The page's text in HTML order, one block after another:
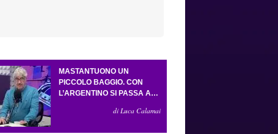
MASTANTUONO UN
PICCOLO BAGGIO. CON
L’ARGENTINO SI PASSA AL
L’AMICHEVOLE CON IL
di Luca Calamai